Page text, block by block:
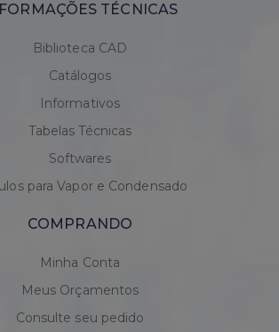
TÉCNICAS
Biblioteca CAD
Catálogos
Informativos
Tabelas Técnicas
Softwares
para Vapor e Condensado
COMPRANDO
Minha Conta
Meus Orçamentos
Consulte seu pedido